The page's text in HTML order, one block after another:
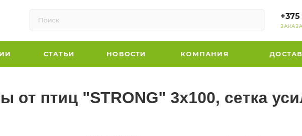
СТАТЬИ НОВОСТИ КОМПАНИЯ
от птиц "STRONG" 3х100, сетка